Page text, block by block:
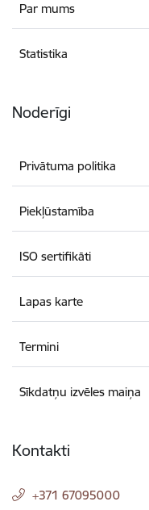
Par mums
Statistika
Noderīgi
Privātuma politika
Piekļūstamība
ISO sertifikāti
Lapas karte
Termini
Sīkdatņu izvēles maiņa
Kontakti
+371 67095000